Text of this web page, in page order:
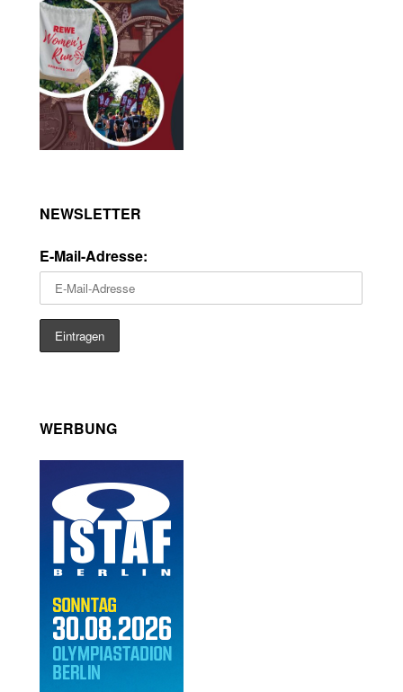
NEWSLETTER
E-Mail-Adresse:
WERBUNG